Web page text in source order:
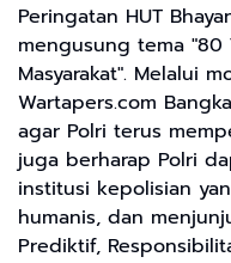
Peringatan HUT
mengusung tema "80
Masyarakat". Melalui
Wartapers.com
agar Polri terus
juga berharap Polri
institusi kepolisian
humanis, dan
Prediktif,